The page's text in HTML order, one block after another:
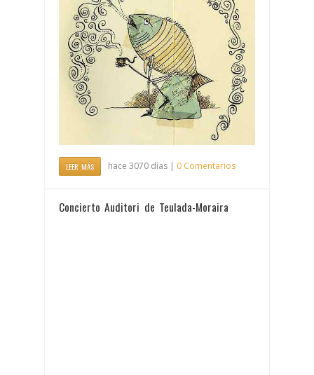
LEER MÁS hace 3070 días | 0 Comentarios
Concierto Auditori de Teulada-Moraira